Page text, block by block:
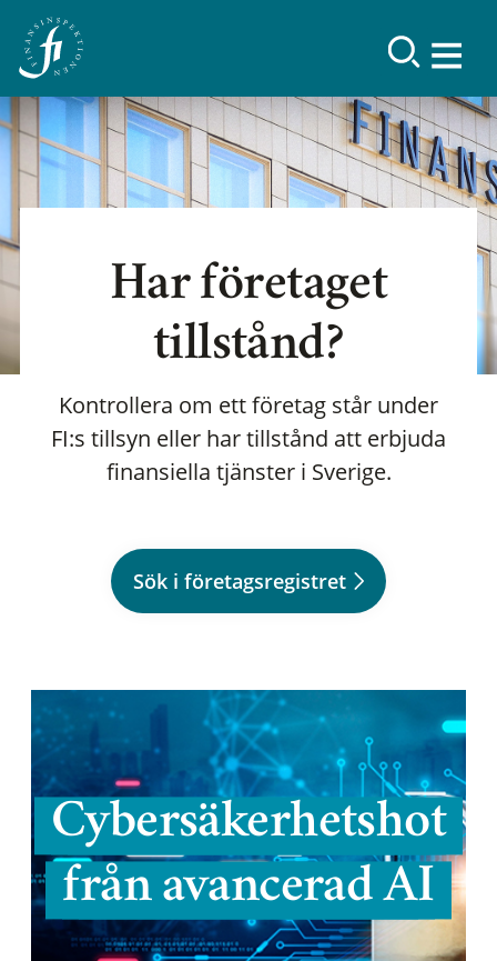
Har företaget
tillstånd?
Kontrollera om ett företag står under
FI:s tillsyn eller har tillstånd att erbjuda
finansiella tjänster i Sverige.
Sök i företagsregistret
Cybersäkerhetshot
från avancerad AI